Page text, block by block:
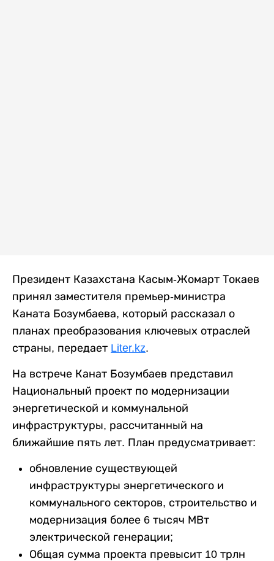
Президент Казахстана Касым-Жомарт Токаев
принял заместителя премьер-министра
Каната Бозумбаева, который рассказал о
планах преобразования ключевых отраслей
страны, передает Liter.kz.
На встрече Канат Бозумбаев представил
Национальный проект по модернизации
энергетической и коммунальной
инфраструктуры, рассчитанный на
ближайшие пять лет. План предусматривает:
обновление существующей
инфраструктуры энергетического и
коммунального секторов, строительство и
модернизация более 6 тысяч МВт
электрической генерации;
Общая сумма проекта превысит 10 трлн